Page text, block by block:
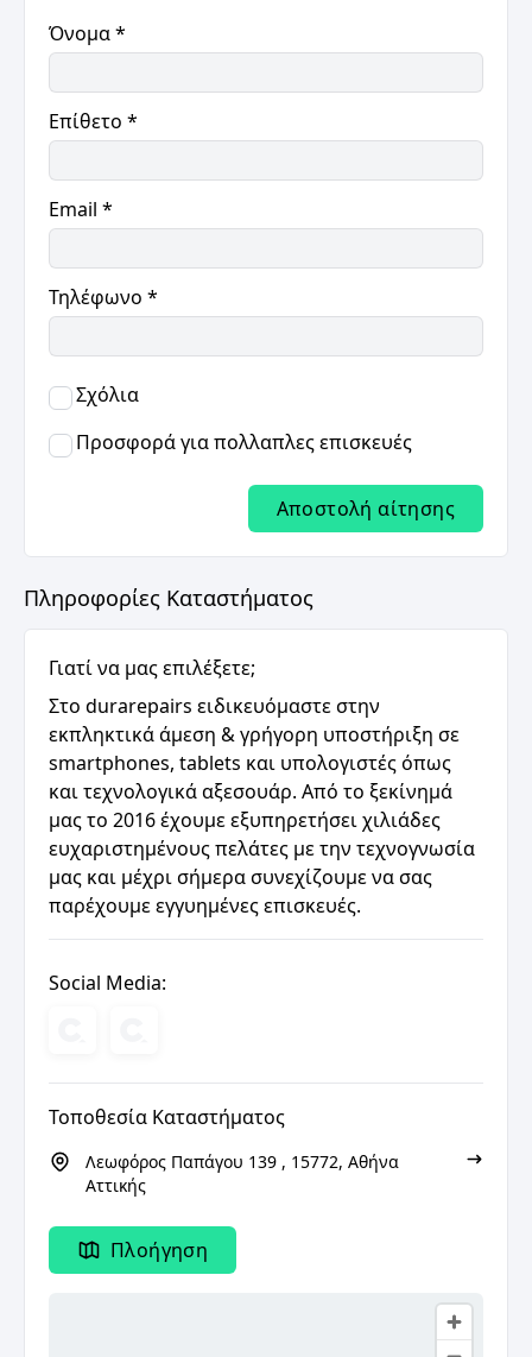
Όνομα*
Επίθετο *
Email *
Τηλέφωνο *
Σχόλια
Προσφορά για πολλαπλες επισκευές
Αποστολή αίτησης
Πληροφορίες Καταστήματος
Γιατί να μας επιλέξετε;
Στο durarepairs ειδικευόμαστε στην
εκπληκτικά άμεση & γρήγορη υποστήριξη σε
smartphones, tablets και υπολογιστές όπως
και τεχνολογικά αξεσουάρ. Από το ξεκίνημά
μας το 2016 έχουμε εξυπηρετήσει χιλιάδες
ευχαριστημένους πελάτες με την τεχνογνωσία
μας και μέχρι σήμερα συνεχίζουμε να σας
παρέχουμε εγγυημένες επισκευές.
Social Media:
Τοποθεσία Καταστήματος
Λεωφόρος Παπάγου 139 , 15772, Αθήνα
Αττικής
Πλοήγηση